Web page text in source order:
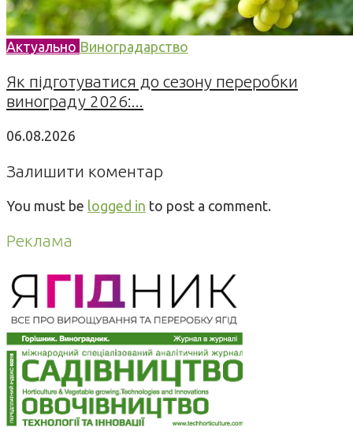
Актуально Виноградарство
Як підготуватися до сезону переробки
винограду 2026:...
06.08.2026
Залишити коментар
You must be logged in to post a comment.
Реклама